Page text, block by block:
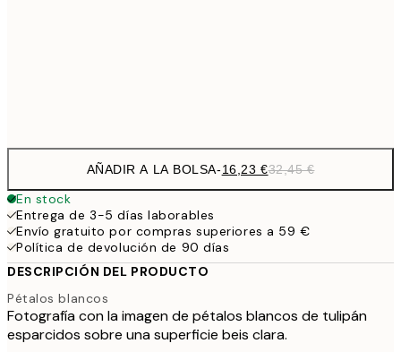
AÑADIR A LA BOLSA-16,23 €32,45 €
En stock
Entrega de 3-5 días laborables
Envío gratuito por compras superiores a 59 €
Política de devolución de 90 días
DESCRIPCIÓN DEL PRODUCTO
Pétalos blancos
Fotografía con la imagen de pétalos blancos de tulipán
esparcidos sobre una superficie beis clara.